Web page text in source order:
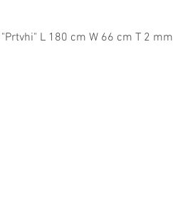
overzichtL 180 cm W 66 cm T 2 mm